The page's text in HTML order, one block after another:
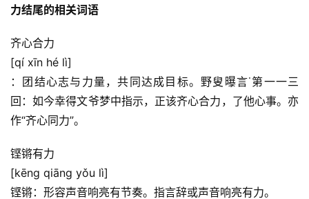
力结尾的相关词语
齐心合力
[qí xīn hé lì]
：团结心志与力量，共同达成目标。野叟曝言˙第一一三
回：如今幸得文爷梦中指示，正该齐心合力，了他心事。亦
作“齐心同力”。
铿锵有力
[kēng qiāng yǒu lì]
铿锵：形容声音响亮有节奏。指言辞或声音响亮有力。